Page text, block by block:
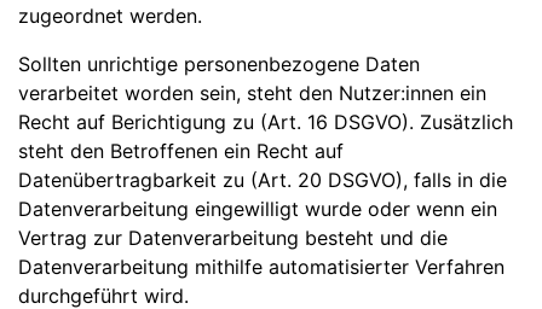
zugeordnet werden.
Sollten unrichtige personenbezogene Daten
verarbeitet worden sein, steht den Nutzer:innen ein
Recht auf Berichtigung zu (Art. 16 DSGVO). Zusätzlich
steht den Betroffenen ein Recht auf
Datenübertragbarkeit zu (Art. 20 DSGVO), falls in die
Datenverarbeitung eingewilligt wurde oder wenn ein
Vertrag zur Datenverarbeitung besteht und die
Datenverarbeitung mithilfe automatisierter Verfahren
durchgeführt wird.